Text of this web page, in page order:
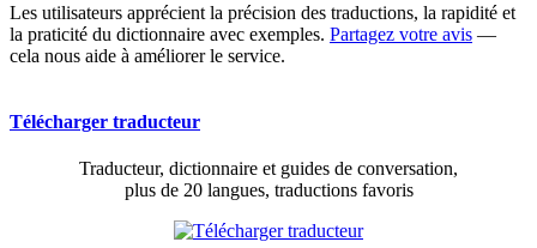
Les utilisateurs apprécient la précision des traductions, la rapidité et
la praticité du dictionnaire avec exemples. Partagez votre avis —
cela nous aide à améliorer le service.
Télécharger traducteur
Traducteur, dictionnaire et guides de conversation,
plus de 20 langues, traductions favoris